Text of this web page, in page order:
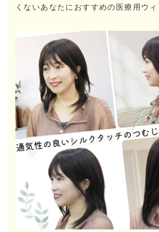
くないあなたにおすすめの医療用ウィ